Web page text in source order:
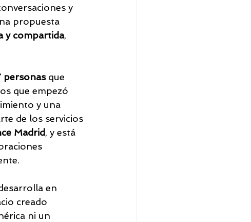
y
propuesta
y compartida,
personas que
que empezó
y una
de los servicios
Madrid, y está
en
creado
ni un